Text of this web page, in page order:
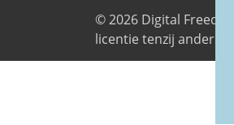
© 2026 Digital
licentie tenzij anders